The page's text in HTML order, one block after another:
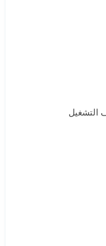
التشغيل